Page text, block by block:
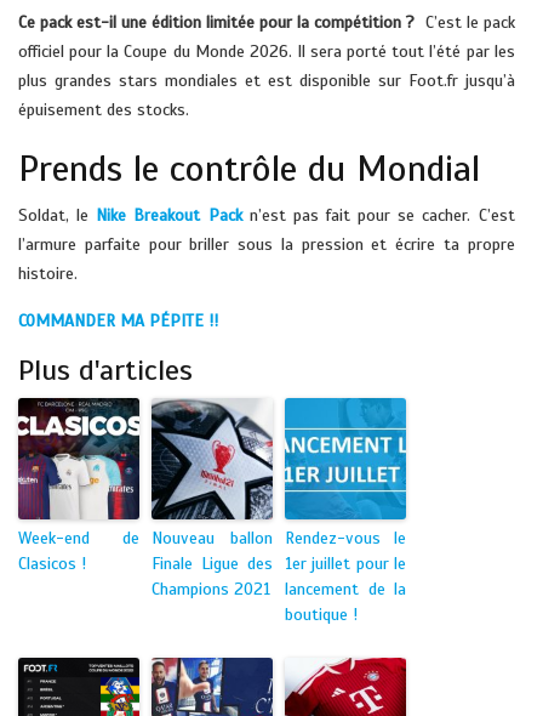
Ce pack est-il une édition limitée pour la compétition ? C’est le pack
officiel pour la Coupe du Monde 2026. Il sera porté tout l’été par les
plus grandes stars mondiales et est disponible sur Foot.fr jusqu’à
épuisement des stocks.
Prends le contrôle du Mondial
Soldat, le Nike Breakout Packn’est pas fait pour se cacher. C’est
l’armure parfaite pour briller sous la pression et écrire ta propre
histoire.
COMMANDER MA PÉPITE !!
Plus d'articles
Week-end de
Clasicos !
Nouveau ballon
Finale Ligue des
Champions 2021
Rendez-vous le
1er juillet pour le
lancement de la
boutique !